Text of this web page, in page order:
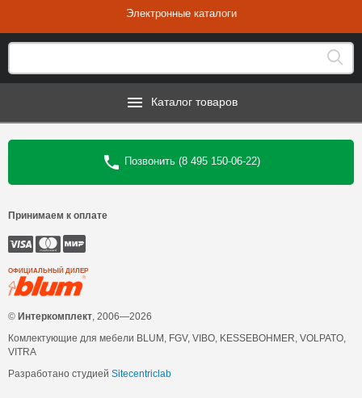
Электронные каталоги
Каталог товаров
Позвонить (8 495 150-06-22)
Принимаем к оплате
ОФИЦИАЛЬНЫЙ ДИЛЕР
© Интеркомплект , 2006—2026
Комлектующие для мебели BLUM, FGV, VIBO, KESSEBOHMER, VOLPATO,
VITRA
Разработано студией Sitecentriclab